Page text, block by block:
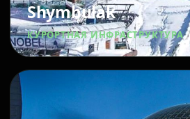
Shymbulak
КУРОРТНАЯ ИНФРАСТРУКТУРА